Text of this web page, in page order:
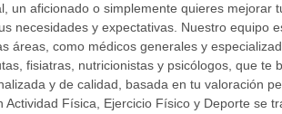
un aficionado o simplemente quieres mejorar
necesidades y expectativas. Nuestro equipo
áreas, como médicos generales y
fisiatras, nutricionistas y psicólogos, que te
y de calidad, basada en tu valoración
Actividad Física, Ejercicio Físico y Deporte se